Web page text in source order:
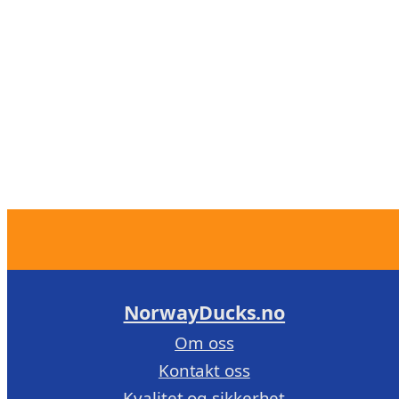
NorwayDucks.no
Om oss
Kontakt oss